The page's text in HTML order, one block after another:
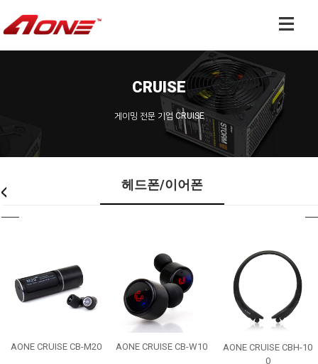
CRUISE
게이밍 전문 기업 CRUISE
헤드폰/이어폰
AONE CRUISE CB-M20 AONE CRUISE CB-W10
AONE CRUISE CBH-10
0